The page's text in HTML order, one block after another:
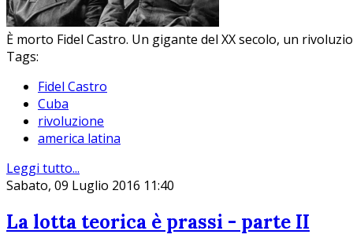
È morto Fidel Castro. Un gigante del XX secolo, un
Tags:
Fidel Castro
Cuba
rivoluzione
america latina
Leggi tutto...
Sabato, 09 Luglio 2016 11:40
La lotta teorica è prassi - parte II